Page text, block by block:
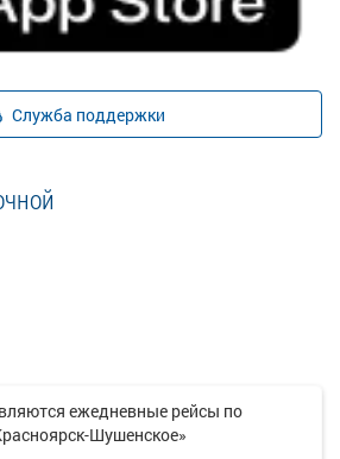
Служба поддержки
ежедневные рейсы по
Шушенское»